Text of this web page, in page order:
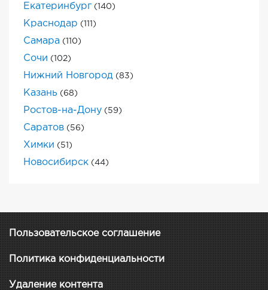
Екатеринбург (140)
Краснодар (111)
Самара (110)
Сочи (102)
Нижний Новгород (83)
Казань (68)
Ростов-на-Дону (59)
Саратов (56)
Химки (51)
Новосибирск (44)
Пользовательское соглашение
Политика конфиденциальности
Удаление контента